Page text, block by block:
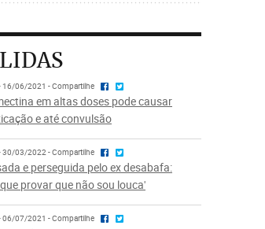
16/06/2021 - Compartilhe
em altas doses pode causar
e até convulsão
30/03/2022 - Compartilhe
e perseguida pelo ex desabafa:
provar que não sou louca'
06/07/2021 - Compartilhe